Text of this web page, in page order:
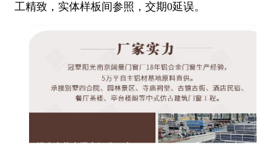
工精致，实体样板间参照，交期0延误。